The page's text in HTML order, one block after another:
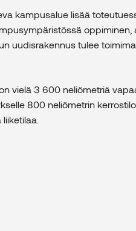
kampusalue lisää
oppiminen,
uudisrakennus tulee
vielä 3 600 neliömetriä
800 neliömetrin